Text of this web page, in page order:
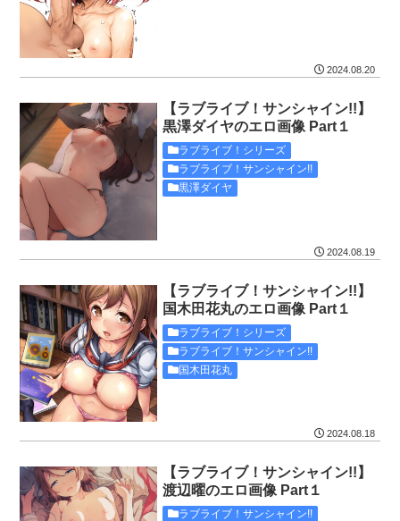
2024.08.20
【ラブライブ！サンシャイン!!】
黒澤ダイヤのエロ画像 Part１
ラブライブ！シリーズ
ラブライブ！サンシャイン!!
黒澤ダイヤ
2024.08.19
【ラブライブ！サンシャイン!!】
国木田花丸のエロ画像 Part１
ラブライブ！シリーズ
ラブライブ！サンシャイン!!
国木田花丸
2024.08.18
【ラブライブ！サンシャイン!!】
渡辺曜のエロ画像 Part１
ラブライブ！サンシャイン!!